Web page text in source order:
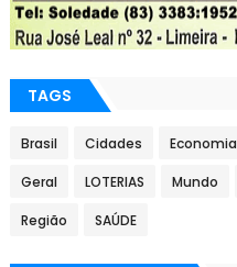
TAGS
Brasil Cidades Economia
Geral LOTERIAS Mundo
Região SAÚDE